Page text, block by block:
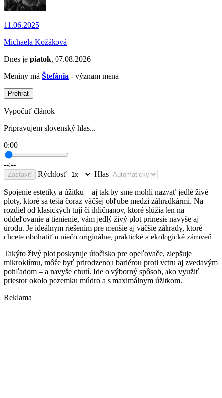
11.06.2025
Michaela Kožáková
Dnes je piatok, 07.08.2026
Meniny má Štefánia - význam mena
Prehrať
Vypočuť článok
Pripravujem slovenský hlas...
0:00
--:--
Zastaviť Rýchlosť Hlas
Spojenie estetiky a úžitku – aj tak by sme mohli nazvať jedlé živé
ploty, ktoré sa tešia čoraz väčšej obľube medzi záhradkármi. Na
rozdiel od klasických tují či ihličnanov, ktoré slúžia len na
oddeľovanie a tienienie, vám jedlý živý plot prinesie navyše aj
úrodu. Je ideálnym riešením pre menšie aj väčšie záhrady, ktoré
chcete obohatiť o niečo originálne, praktické a ekologické zároveň.
Takýto živý plot poskytuje útočisko pre opeľovače, zlepšuje
mikroklímu, môže byť prirodzenou bariérou proti vetru aj zvedavým
pohľadom – a navyše chutí. Ide o výborný spôsob, ako využiť
priestor okolo pozemku múdro a s maximálnym úžitkom.
Reklama